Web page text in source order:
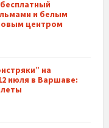
и белым
центром
на
июля в Варшаве: